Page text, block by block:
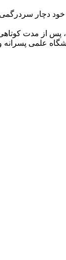
دچار
پس از مدت